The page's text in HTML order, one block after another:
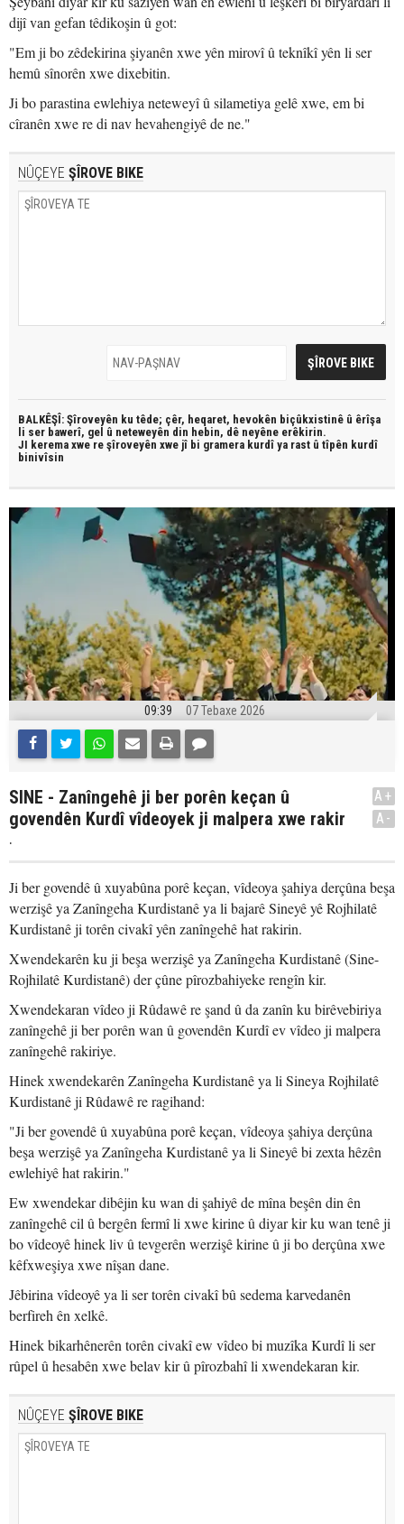
dijî van gefan têdikoşin û got:
"Em ji bo zêdekirina şiyanên xwe yên mirovî û teknîkî yên li ser
hemû sînorên xwe dixebitin.
Ji bo parastina ewlehiya neteweyî û silametiya gelê xwe, em bi
cîranên xwe re di nav hevahengiyê de ne."
NÛÇEYE ŞÎROVE BIKE
BALKÊŞÎ: Şîroveyên ku têde; çêr, heqaret, hevokên biçûkxistinê û êrîşa
li ser bawerî, gel û neteweyên din hebin, dê neyêne erêkirin.
JI kerema xwe re şîroveyên xwe jî bi gramera kurdî ya rast û tîpên kurdî
binivîsin
09:39 07 Tebaxe 2026
SINE - Zanîngehê ji ber porên keçan û
govendên Kurdî vîdeoyek ji malpera xwe rakir
.
A+
A-
Ji ber govendê û xuyabûna porê keçan, vîdeoya şahiya derçûna beşa
werzişê ya Zanîngeha Kurdistanê ya li bajarê Sineyê yê Rojhilatê
Kurdistanê ji torên civakî yên zanîngehê hat rakirin.
Xwendekarên ku ji beşa werzişê ya Zanîngeha Kurdistanê (Sine-
Rojhilatê Kurdistanê) der çûne pîrozbahiyeke rengîn kir.
Xwendekaran vîdeo ji Rûdawê re şand û da zanîn ku birêvebiriya
zanîngehê ji ber porên wan û govendên Kurdî ev vîdeo ji malpera
zanîngehê rakiriye.
Hinek xwendekarên Zanîngeha Kurdistanê ya li Sineya Rojhilatê
Kurdistanê ji Rûdawê re ragihand:
"Ji ber govendê û xuyabûna porê keçan, vîdeoya şahiya derçûna
beşa werzişê ya Zanîngeha Kurdistanê ya li Sineyê bi zexta hêzên
ewlehiyê hat rakirin."
Ew xwendekar dibêjin ku wan di şahiyê de mîna beşên din ên
zanîngehê cil û bergên fermî li xwe kirine û diyar kir ku wan tenê ji
bo vîdeoyê hinek liv û tevgerên werzişê kirine û ji bo derçûna xwe
kêfxweşiya xwe nîşan dane.
Jêbirina vîdeoyê ya li ser torên civakî bû sedema karvedanên
berfireh ên xelkê.
Hinek bikarhênerên torên civakî ew vîdeo bi muzîka Kurdî li ser
rûpel û hesabên xwe belav kir û pîrozbahî li xwendekaran kir.
NÛÇEYE ŞÎROVE BIKE